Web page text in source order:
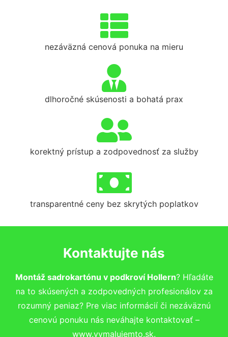
nezáväzná cenová ponuka na mieru
dlhoročné skúsenosti a bohatá prax
korektný prístup a zodpovednosť za služby
transparentné ceny bez skrytých poplatkov
Kontaktujte nás
Montáž sadrokartónu v podkroví Hollern? Hľadáte
na to skúsených a zodpovedných profesionálov za
rozumný peniaz? Pre viac informácií či nezáväznú
cenovú ponuku nás neváhajte kontaktovať –
www.vymalujemto.sk.